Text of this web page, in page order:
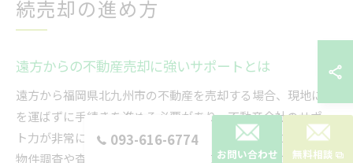
続売却の進め方
遠方からの不動産売却に強いサポートとは
遠方から福岡県北九州市の不動産を売却する場合、現地に足
を運ばずに手続きを進める必要があり、不動産会社のサポー
ト力が非常に重要となります。実際、不動産売却においては
物件調査や査定、契約書類のやり取りなど、多くの工程があ
093-616-6774
お問い合わせ 無料相談